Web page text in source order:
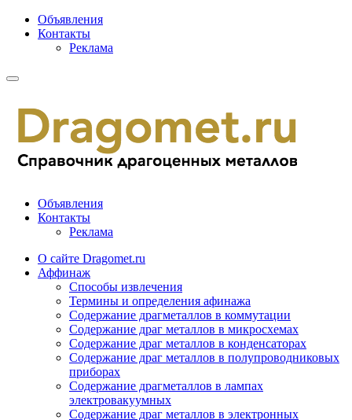
Объявления
Контакты
Реклама
Объявления
Контакты
Реклама
О сайте Dragomet.ru
Аффинаж
Способы извлечения
Термины и определения афинажа
Содержание драгметаллов в коммутации
Содержание драг металлов в микросхемах
Содержание драг металлов в конденсаторах
Содержание драг металлов в полупроводниковых
приборах
Содержание драгметаллов в лампах
электровакуумных
Содержание драг металлов в электронных